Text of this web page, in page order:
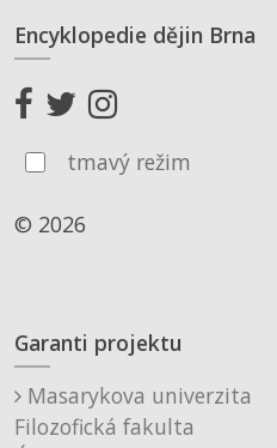
Encyklopedie dějin Brna
tmavý režim
© 2026
Garanti projektu
Masarykova univerzita
Filozofická fakulta